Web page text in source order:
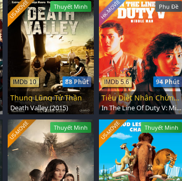
Thuyết Minh
88 Phút
IMDb 10
US-MOVIE
Thung Lũng Tử Thần
Death Valley (2015)
Phụ Đề
94 Phút
IMDb 5.6
HK-MOVIE
Tiêu Diệt Nhân Chứng 5
In The Line Of Duty V: Middle Man (1990)
Thuyết Minh
US-MOVIE Thuyết Minh
US-MOVIE